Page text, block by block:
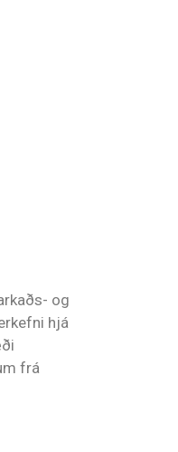
og
hjá
frá